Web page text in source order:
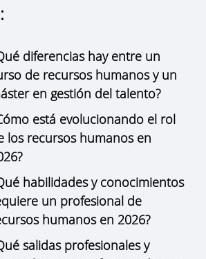
diferencias hay entre un
de recursos humanos y un
en gestión del talento?
está evolucionando el rol
los recursos humanos en
habilidades y conocimientos
un profesional de
humanos en 2026?
salidas profesionales y